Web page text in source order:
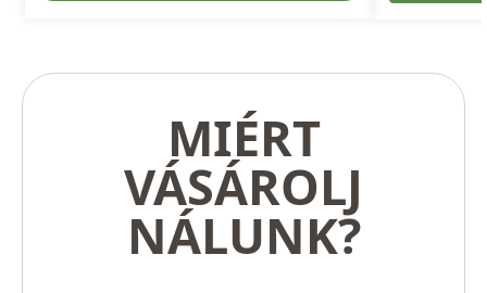
MIÉRT
VÁSÁROLJ
NÁLUNK?